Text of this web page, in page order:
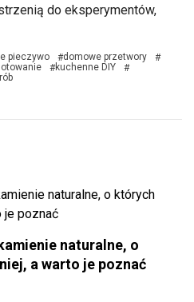
do eksperymentów,
pieczywo #domowe przetwory
#
#kuchenne DIY
#
naturalne, o
a warto je poznać